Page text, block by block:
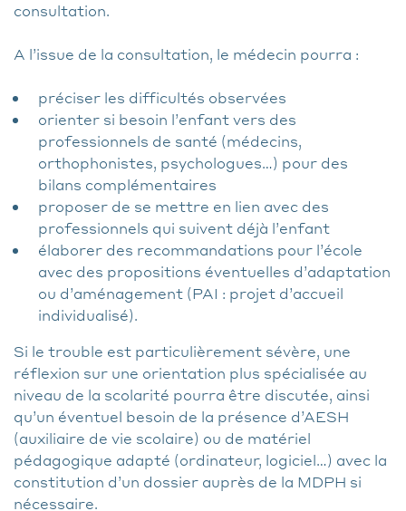
consultation.
A l’issue de la consultation, le médecin pourra :
préciser les difficultés observées
orienter si besoin l’enfant vers des
professionnels de santé (médecins,
orthophonistes, psychologues…) pour des
bilans complémentaires
proposer de se mettre en lien avec des
professionnels qui suivent déjà l’enfant
élaborer des recommandations pour l’école
avec des propositions éventuelles d’adaptation
ou d’aménagement (PAI : projet d’accueil
individualisé).
Si le trouble est particulièrement sévère, une
réflexion sur une orientation plus spécialisée au
niveau de la scolarité pourra être discutée, ainsi
qu’un éventuel besoin de la présence d’AESH
(auxiliaire de vie scolaire) ou de matériel
pédagogique adapté (ordinateur, logiciel…) avec la
constitution d’un dossier auprès de la MDPH si
nécessaire.